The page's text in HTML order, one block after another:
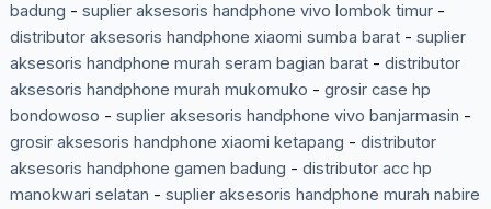
badung - suplier aksesoris handphone vivo lombok timur-
distributor aksesoris handphone xiaomi sumba barat- suplier
aksesoris handphone murah seram bagian barat- distributor
aksesoris handphone murah mukomuko - grosir case hp
bondowoso - suplier aksesoris handphone vivo banjarmasin -
grosir aksesoris handphone xiaomi ketapang - distributor
aksesoris handphone gamen badung - distributor acc hp
manokwari selatan - suplier aksesoris handphone murah nabire